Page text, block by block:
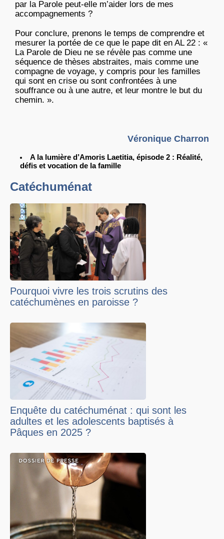
par la Parole peut-elle m’aider lors de mes
accompagnements ?
Pour conclure, prenons le temps de comprendre et
mesurer la portée de ce que le pape dit en AL 22 : «
La Parole de Dieu ne se révèle pas comme une
séquence de thèses abstraites, mais comme une
compagne de voyage, y compris pour les familles
qui sont en crise ou sont confrontées à une
souffrance ou à une autre, et leur montre le but du
chemin. ».
Véronique Charron
A la lumière d’Amoris Laetitia, épisode 2 : Réalité,
défis et vocation de la famille
Catéchuménat
Pourquoi vivre les trois scrutins des
catéchumènes en paroisse ?
Enquête du catéchuménat : qui sont les
adultes et les adolescents baptisés à
Pâques en 2025 ?